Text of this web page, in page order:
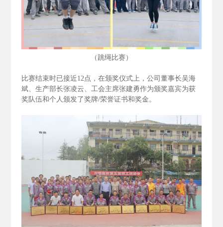
（跳绳比赛）
比赛结束时已接近12点，在颁奖仪式上，公司董事长吴海
斌、生产部长张凌云、工会主席张建勇作为颁奖嘉宾为获
奖队伍和个人颁发了奖牌/荣誉证书和奖金。